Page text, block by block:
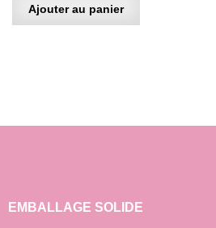
Ajouter au panier
EMBALLAGE SOLIDE